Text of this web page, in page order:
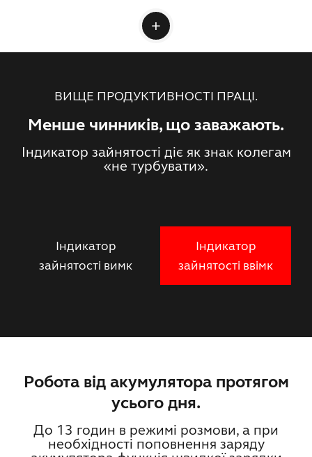
ВИЩЕ ПРОДУКТИВНОСТІ ПРАЦІ.
Менше чинників, що заважають.
Індикатор зайнятості діє як знак колегам
«не турбувати».
Індикатор
зайнятості вимк
Індикатор
зайнятості ввімк
Робота від акумулятора протягом
усього дня.
До 13 годин в режимі розмови, а при
необхідності поповнення заряду